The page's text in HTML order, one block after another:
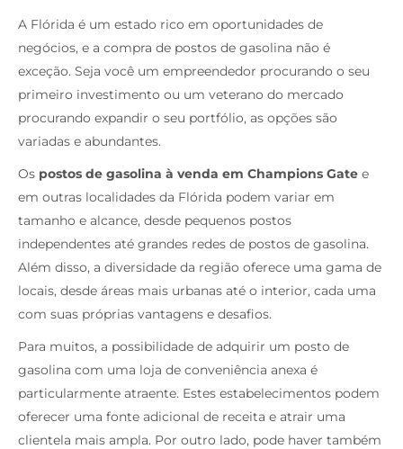
A Flórida é um estado rico em oportunidades de
negócios, e a compra de postos de gasolina não é
exceção. Seja você um empreendedor procurando o seu
primeiro investimento ou um veterano do mercado
procurando expandir o seu portfólio, as opções são
variadas e abundantes.
Os postos de gasolina à venda em Champions Gate e
em outras localidades da Flórida podem variar em
tamanho e alcance, desde pequenos postos
independentes até grandes redes de postos de gasolina.
Além disso, a diversidade da região oferece uma gama de
locais, desde áreas mais urbanas até o interior, cada uma
com suas próprias vantagens e desafios.
Para muitos, a possibilidade de adquirir um posto de
gasolina com uma loja de conveniência anexa é
particularmente atraente. Estes estabelecimentos podem
oferecer uma fonte adicional de receita e atrair uma
clientela mais ampla. Por outro lado, pode haver também